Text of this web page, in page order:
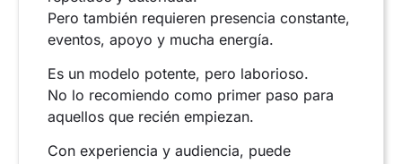
Pero también requieren presencia constante,
eventos, apoyo y mucha energía.
Es un modelo potente, pero laborioso.
No lo recomiendo como primer paso para
aquellos que recién empiezan.
Con experiencia y audiencia, puede